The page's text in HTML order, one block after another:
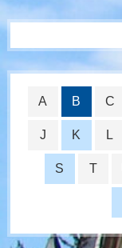
A B C
J K L
S T